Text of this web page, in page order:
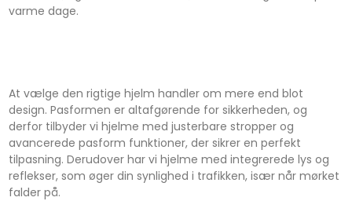
varme dage.
At vælge den rigtige hjelm handler om mere end blot
design. Pasformen er altafgørende for sikkerheden, og
derfor tilbyder vi hjelme med justerbare stropper og
avancerede pasform funktioner, der sikrer en perfekt
tilpasning. Derudover har vi hjelme med integrerede lys og
reflekser, som øger din synlighed i trafikken, især når mørket
falder på.